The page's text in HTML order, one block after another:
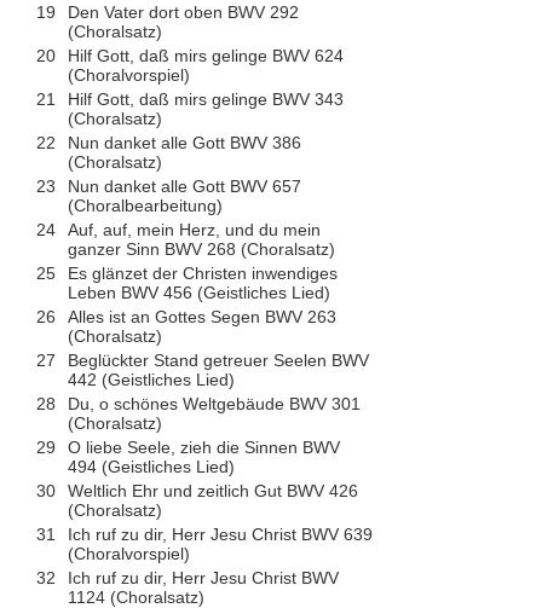
19
Den Vater dort oben BWV 292
(Choralsatz)
20
Hilf Gott, daß mirs gelinge BWV 624
(Choralvorspiel)
21
Hilf Gott, daß mirs gelinge BWV 343
(Choralsatz)
22
Nun danket alle Gott BWV 386
(Choralsatz)
23
Nun danket alle Gott BWV 657
(Choralbearbeitung)
24
Auf, auf, mein Herz, und du mein
ganzer Sinn BWV 268 (Choralsatz)
25
Es glänzet der Christen inwendiges
Leben BWV 456 (Geistliches Lied)
26
Alles ist an Gottes Segen BWV 263
(Choralsatz)
27
Beglückter Stand getreuer Seelen BWV
442 (Geistliches Lied)
28
Du, o schönes Weltgebäude BWV 301
(Choralsatz)
29
O liebe Seele, zieh die Sinnen BWV
494 (Geistliches Lied)
30
Weltlich Ehr und zeitlich Gut BWV 426
(Choralsatz)
31
Ich ruf zu dir, Herr Jesu Christ BWV 639
(Choralvorspiel)
32
Ich ruf zu dir, Herr Jesu Christ BWV
1124 (Choralsatz)